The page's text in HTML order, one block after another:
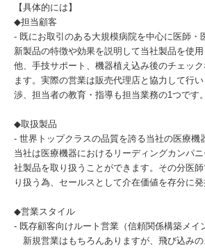
【具体的には】
◆担当顧客
- 既にお取引のある大規模病院を中心に医師・
新製品の特徴や効果を説明して当社製品を使
他、手技サポート、機器植え込み後のチェッ
ます。実際の営業は販売代理店と協力して行
渉、担当者の教育・指導も担当業務の1つです。
◆取扱製品
- 世界トップクラスの品質を誇る当社の医療機
当社は医療機器におけるリーディングカンパ
社製品を取り扱うことができます。その分医
り扱う為、セールスとして介在価値を存分に発
◆営業スタイル
- 既存顧客向けルート営業（信頼関係構築メイ
新規営業はもちろんありますが、飛び込みの